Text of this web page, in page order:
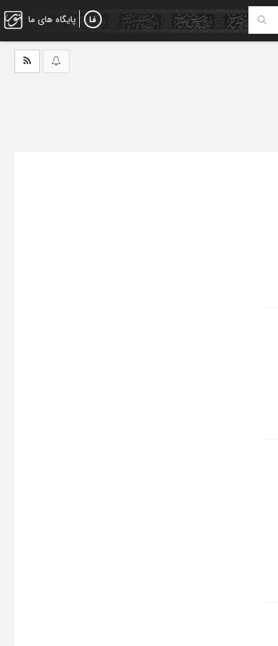
پایگاه های ما